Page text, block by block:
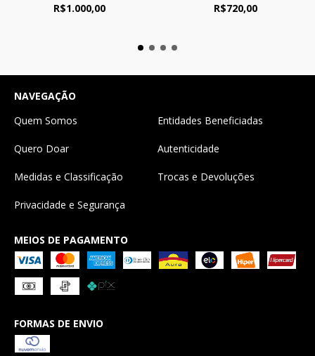
R$1.000,00 R$720,00
NAVEGAÇÃO
Quem Somos
Entidades Beneficiadas
Quero Doar Autenticidade
Medidas e Classificação Trocas e Devoluções
Privacidade e Segurança
MEIOS DE PAGAMENTO
FORMAS DE ENVIO